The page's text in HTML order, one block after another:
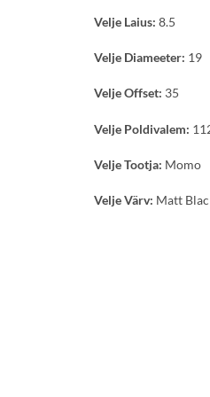
Velje Laius: 8.5
Velje Diameeter: 19
Velje Offset: 35
Velje Poldivalem:
Velje Tootja: Momo
Velje Värv: Matt